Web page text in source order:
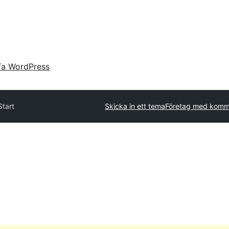
WordPress
Skicka in ett temaFöretag med